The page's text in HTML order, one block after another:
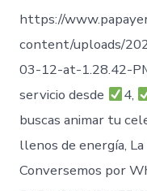
https://
content/uploads/
03-12-at-1.28.42-
servicio desde
4,
buscas animar tu
llenos de energía,
Conversemos por